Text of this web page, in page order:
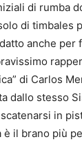
di rumba
di
anche
di Carlos
dallo stesso
in
il brano più